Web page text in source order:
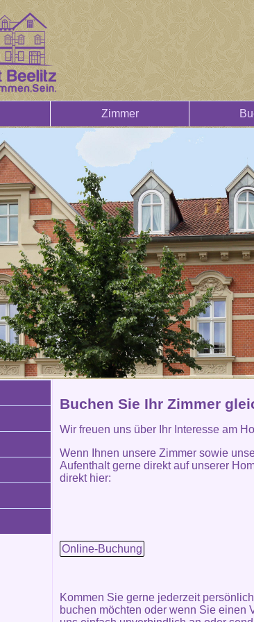
Zimmer
Buchen Sie Ihr Zimmer
Wir freuen uns über Ihr Interesse am
Wenn Ihnen unsere Zimmer sowie
Aufenthalt gerne direkt auf unserer
direkt hier:
Online-Buchung
Kommen Sie gerne jederzeit
buchen möchten oder wenn Sie einen